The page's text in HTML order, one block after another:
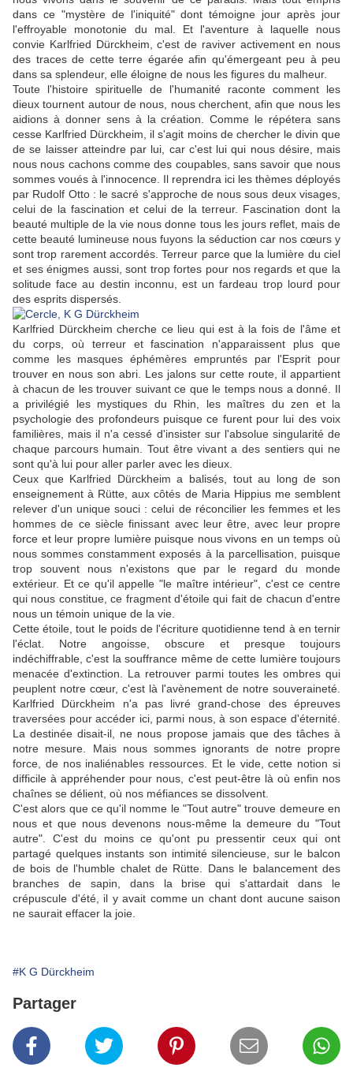
dans ce "mystère de l'iniquité" dont témoigne jour après jour
l'effroyable monotonie du mal. Et l'aventure à laquelle nous
convie Karlfried Dürckheim, c'est de raviver activement en nous
des traces de cette terre égarée afin qu'émergeant peu à peu
dans sa splendeur, elle éloigne de nous les figures du malheur.
Toute l'histoire spirituelle de l'humanité raconte comment les
dieux tournent autour de nous, nous cherchent, afin que nous les
aidions à donner sens à la création. Comme le répétera sans
cesse Karlfried Dürckheim, il s'agit moins de chercher le divin que
de se laisser atteindre par lui, car c'est lui qui nous désire, mais
nous nous cachons comme des coupables, sans savoir que nous
sommes voués à l'innocence. Il reprendra ici les thèmes déployés
par Rudolf Otto : le sacré s'approche de nous sous deux visages,
celui de la fascination et celui de la terreur. Fascination dont la
beauté multiple de la vie nous donne tous les jours reflet, mais de
cette beauté lumineuse nous fuyons la séduction car nos cœurs y
sont trop rarement accordés. Terreur parce que la lumière du ciel
et ses énigmes aussi, sont trop fortes pour nos regards et que la
solitude face au destin inconnu, est un fardeau trop lourd pour
des esprits dispersés.
Karlfried Dürckheim cherche ce lieu qui est à la fois de l'âme et
du corps, où terreur et fascination n'apparaissent plus que
comme les masques éphémères empruntés par l'Esprit pour
trouver en nous son abri. Les jalons sur cette route, il appartient
à chacun de les trouver suivant ce que le temps nous a donné. Il
a privilégié les mystiques du Rhin, les maîtres du zen et la
psychologie des profondeurs puisque ce furent pour lui des voix
familières, mais il n'a cessé d'insister sur l'absolue singularité de
chaque parcours humain. Tout être vivant a des sentiers qui ne
sont qu'à lui pour aller parler avec les dieux.
Ceux que Karlfried Dürckheim a balisés, tout au long de son
enseignement à Rütte, aux côtés de Maria Hippius me semblent
relever d'un unique souci : celui de réconcilier les femmes et les
hommes de ce siècle finissant avec leur être, avec leur propre
force et leur propre lumière puisque nous vivons en un temps où
nous sommes constamment exposés à la parcellisation, puisque
trop souvent nous n'existons que par le regard du monde
extérieur. Et ce qu'il appelle "le maître intérieur", c'est ce centre
qui nous constitue, ce fragment d'étoile qui fait de chacun d'entre
nous un témoin unique de la vie.
Cette étoile, tout le poids de l'écriture quotidienne tend à en ternir
l'éclat. Notre angoisse, obscure et presque toujours
indéchiffrable, c'est la souffrance même de cette lumière toujours
menacée d'extinction. La retrouver parmi toutes les ombres qui
peuplent notre cœur, c'est là l'avènement de notre souveraineté.
Karlfried Dürckheim n'a pas livré grand-chose des épreuves
traversées pour accéder ici, parmi nous, à son espace d'éternité.
La destinée disait-il, ne nous propose jamais que des tâches à
notre mesure. Mais nous sommes ignorants de notre propre
force, de nos inaliénables ressources. Et le vide, cette notion si
difficile à appréhender pour nous, c'est peut-être là où enfin nos
chaînes se délient, où nos méfiances se dissolvent.
C'est alors que ce qu'il nomme le "Tout autre" trouve demeure en
nous et que nous devenons nous-même la demeure du "Tout
autre". C'est du moins ce qu'ont pu pressentir ceux qui ont
partagé quelques instants son intimité silencieuse, sur le balcon
de bois de l'humble chalet de Rütte. Dans le balancement des
branches de sapin, dans la brise qui s'attardait dans le
crépuscule d'été, il y avait comme un chant dont aucune saison
ne saurait effacer la joie.
#K G Dürckheim
Partager